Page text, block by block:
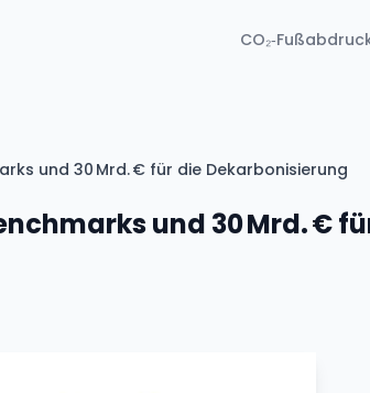
und 30 Mrd. € für die Dekarbonisierung
und 30 Mrd. €